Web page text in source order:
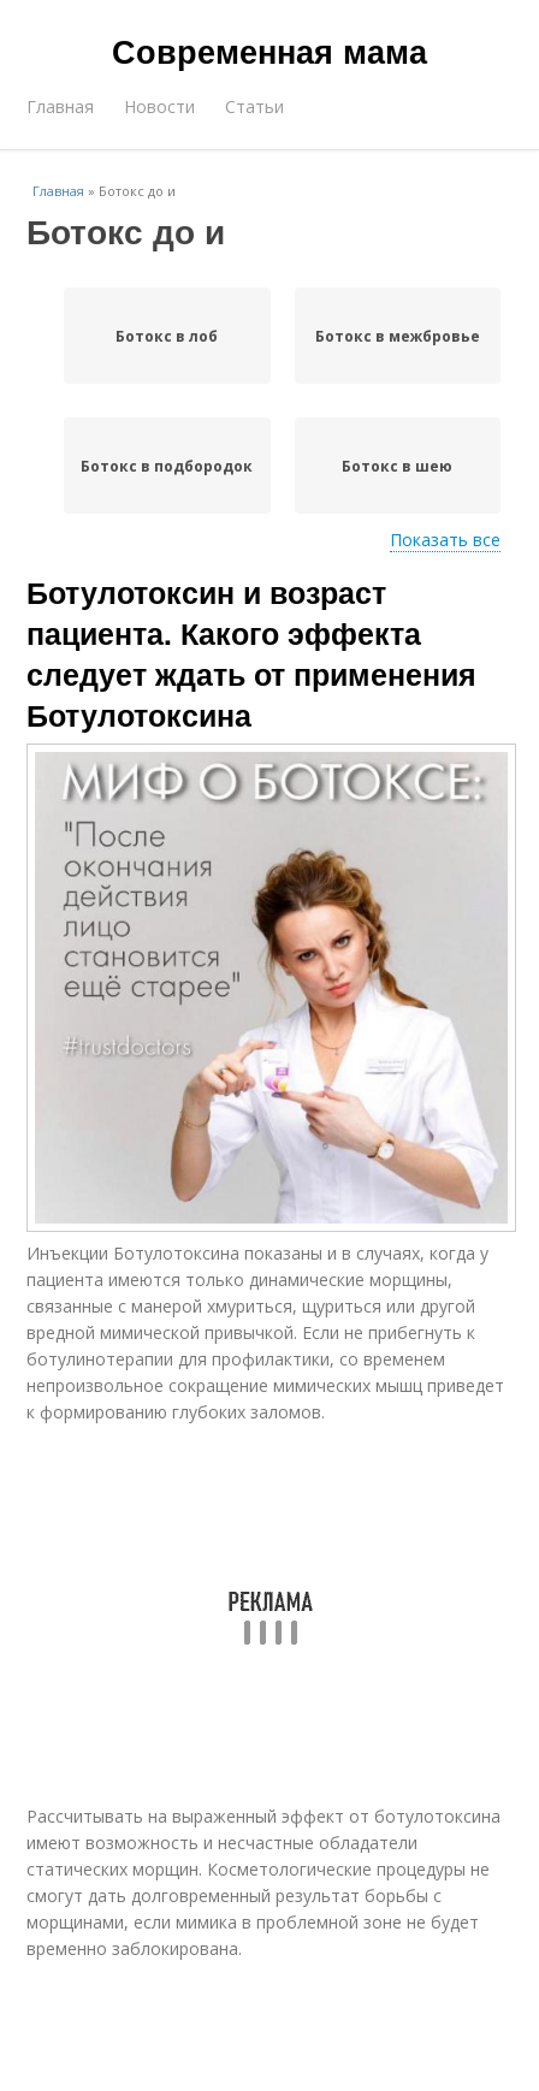
Современная мама
Главная Новости Статьи
Главная » Ботокс до и
Ботокс до и
Ботокс в лоб Ботокс в межбровье
Ботокс в подбородок Ботокс в шею
Ботокс для лица
Показать все
Ботулотоксин и возраст
пациента. Какого эффекта
следует ждать от применения
Ботулотоксина
Инъекции Ботулотоксина показаны и в случаях, когда у
пациента имеются только динамические морщины,
связанные с манерой хмуриться, щуриться или другой
вредной мимической привычкой. Если не прибегнуть к
ботулинотерапии для профилактики, со временем
непроизвольное сокращение мимических мышц приведет
к формированию глубоких заломов.
Рассчитывать на выраженный эффект от ботулотоксина
имеют возможность и несчастные обладатели
статических морщин. Косметологические процедуры не
смогут дать долговременный результат борьбы с
морщинами, если мимика в проблемной зоне не будет
временно заблокирована.